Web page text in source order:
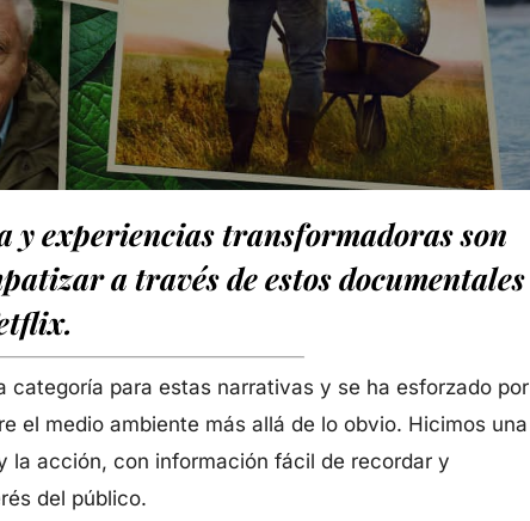
y experiencias transformadoras son
a través de estos documentales
para estas narrativas y se ha esforzado por
el medio ambiente más allá de lo obvio. Hicimos una
la acción, con información fácil de recordar y
del público.